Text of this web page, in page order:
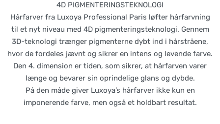
4D PIGMENTERINGSTEKNOLOGI
Hårfarver fra Luxoya Professional Paris løfter hårfarvning
til et nyt niveau med 4D pigmenteringsteknologi. Gennem
3D-teknologi trænger pigmenterne dybt ind i hårstråene,
hvor de fordeles jævnt og sikrer en intens og levende farve.
Den 4. dimension er tiden, som sikrer, at hårfarven varer
længe og bevarer sin oprindelige glans og dybde.
På den måde giver Luxoya’s hårfarver ikke kun en
imponerende farve, men også et holdbart resultat.